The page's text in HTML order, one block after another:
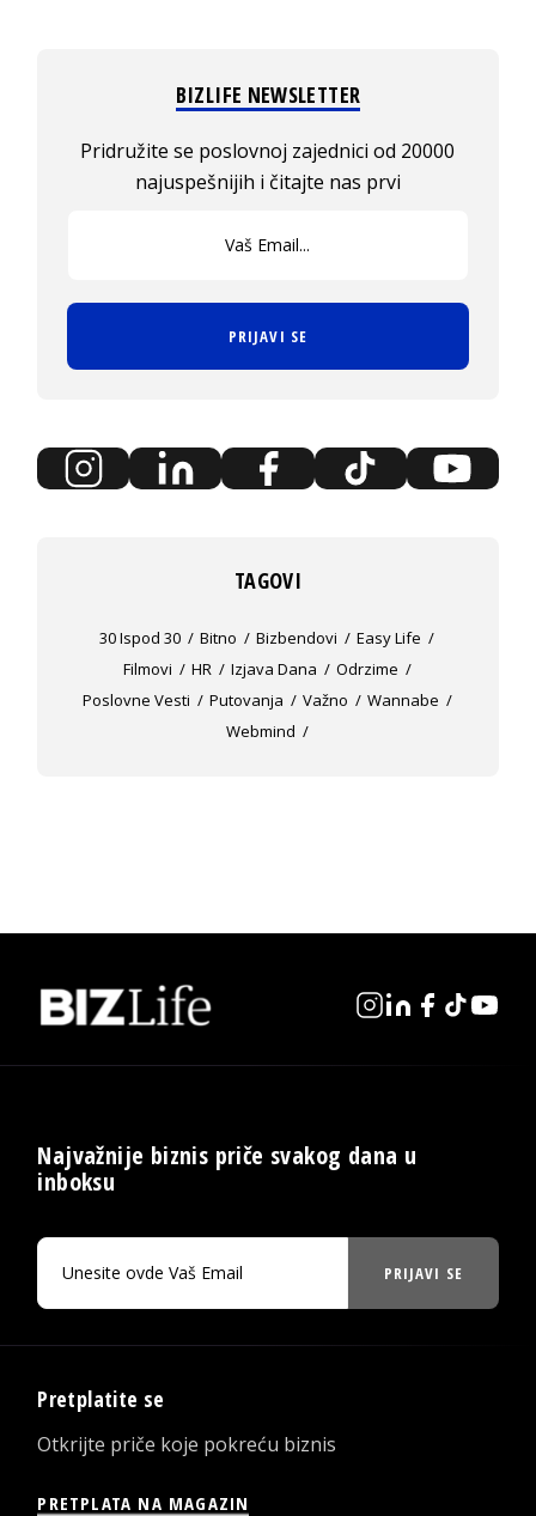
BIZLIFE NEWSLETTER
Pridružite se poslovnoj zajednici od 20000
najuspešnijih i čitajte nas prvi
PRIJAVI SE
TAGOVI
30 Ispod 30 Bitno Bizbendovi
Easy Life
Filmovi
HR Izjava Dana
Odrzime
Poslovne Vesti
Putovanja Važno
Wannabe
Webmind
Najvažnije biznis priče svakog dana u
inboksu
PRIJAVI SE
Pretplatite se
Otkrijte priče koje pokreću biznis
PRETPLATA NA MAGAZIN